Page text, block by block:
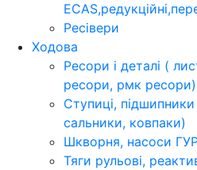
Ресівери
Ходова
Ресори і деталі (
ресори, рмк ресори)
Ступиці,
сальники, ковпаки)
Шкворня, насоси
Тяги рульові,